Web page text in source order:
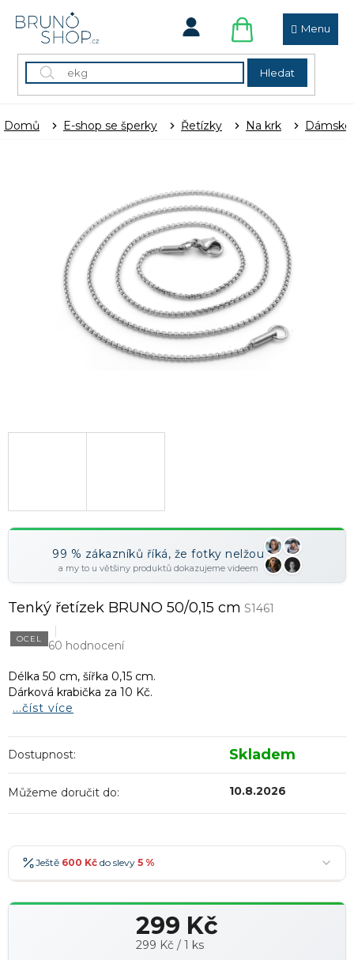
Hledat
NÁKUPNÍ
KOŠÍK
Domů E-shop se šperky Řetízky Na krk Dámské
99 % zákazníků říká, že fotky nelžou
a my to u většiny produktů dokazujeme videem
Tenký řetízek BRUNO 50/0,15 cm S1461
OCEL 60 hodnocení
Délka 50 cm, šířka 0,15 cm.
Dárková krabička za 10 Kč.
...číst více
Dostupnost: Skladem
Můžeme doručit do: 10.8.2026
Ještě 600 Kč do slevy 5 %
299 Kč
Měrná
299 Kč / 1 ks